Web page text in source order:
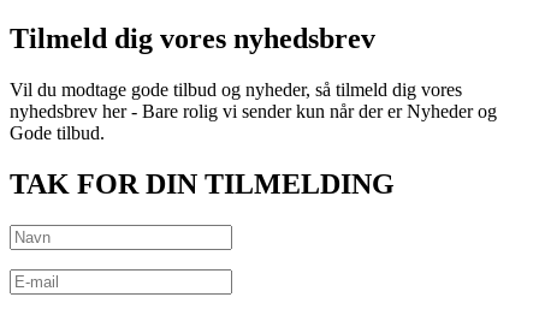
Tilmeld dig vores nyhedsbrev
Vil du modtage gode tilbud og nyheder, så tilmeld dig vores
nyhedsbrev her - Bare rolig vi sender kun når der er Nyheder og
Gode tilbud.
TAK FOR DIN TILMELDING